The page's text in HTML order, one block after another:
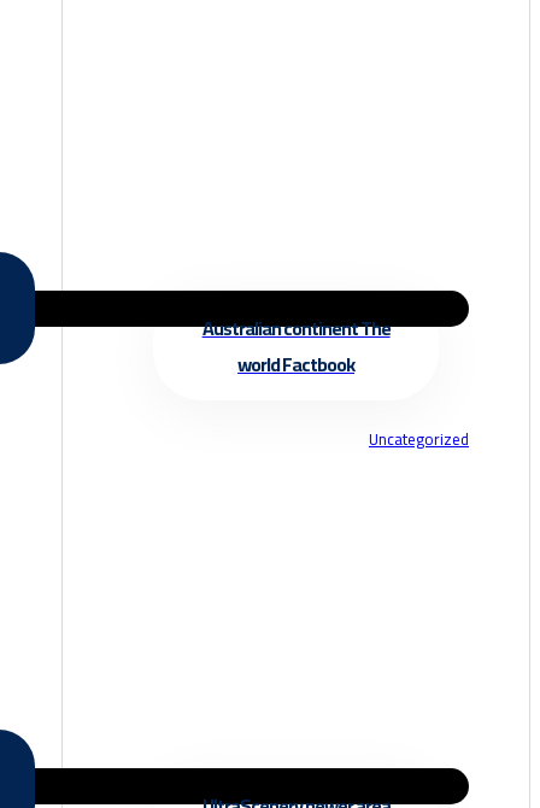
Australian continent The
world Factbook
Uncategorized